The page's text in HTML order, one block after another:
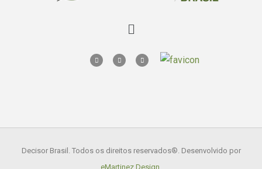
Decisor Brasil. Todos os direitos reservados®. Desenvolvido por
eMartinez Design